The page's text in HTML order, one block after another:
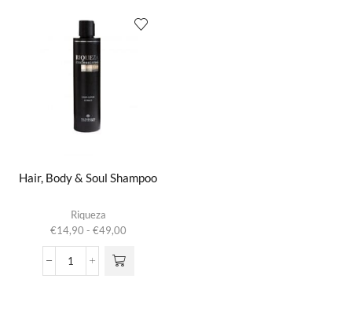
Hair, Body & Soul Shampoo
Riqueza
€14,90 - €49,00Prijsklasse:
tot
Hair,
heeft
meerdere
Deze optie